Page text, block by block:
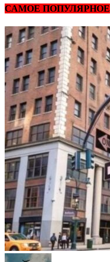
САМОЕ ПОПУЛЯРНОЕ